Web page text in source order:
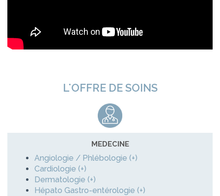
L'OFFRE DE SOINS
MEDECINE
Angiologie / Phlébologie (+)
Cardiologie (+)
Dermatologie (+)
Hépato Gastro-entérologie (+)